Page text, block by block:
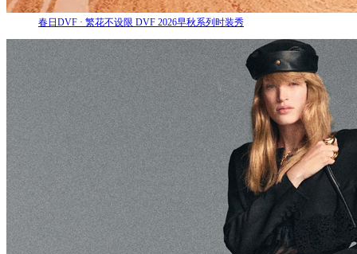
春日DVF · 繁花不设限 DVF 2026早秋系列时装秀